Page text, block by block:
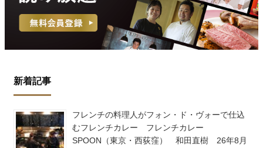
新着記事
フレンチの料理人がフォン・ド・ヴォーで仕込
むフレンチカレー フレンチカレー
SPOON（東京・西荻窪） 和田直樹 26年8月